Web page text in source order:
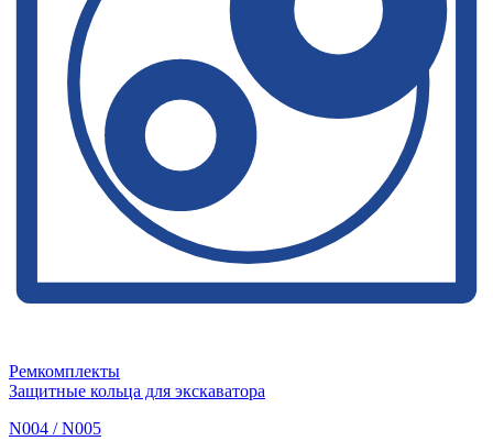
Ремкомплекты
Защитные кольца для экскаватора
N004 / N005